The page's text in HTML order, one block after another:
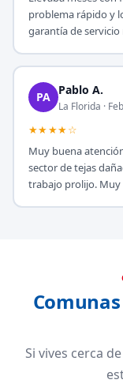
problema rápido y
garantía de
PA Pablo A.
La Florida ·
★★★★☆
Muy buena
sector de tejas
trabajo prolijo. Muy
Si vives cerca